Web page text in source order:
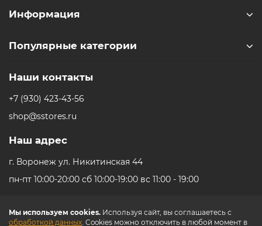
Мы используем cookies. Используя сайт, вы соглашаетесь с
обработкой данных. Cookies можно отключить в любой момент в
Информация
Популярные категории
Наши контакты
+7 (930) 423-43-56
shop@sstores.ru
Наш адрес
г. Воронеж ул. Никитинская 44
пн-пт 10:00-20:00 сб 10:00-19:00 вс 11:00 - 19:00